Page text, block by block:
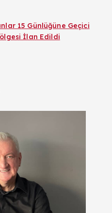
15 Günlüğüne Geçici
İlan Edildi